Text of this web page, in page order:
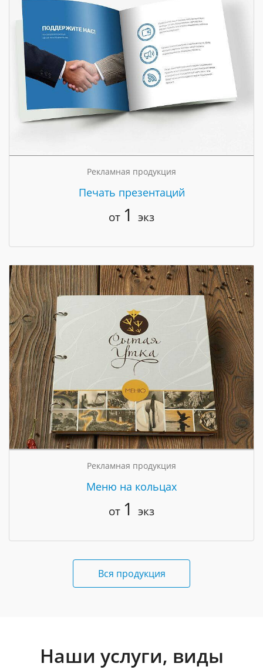
Рекламная продукция
Печать презентаций
от 1 экз
Рекламная продукция
Меню на кольцах
от 1 экз
Вся продукция
Наши услуги, виды